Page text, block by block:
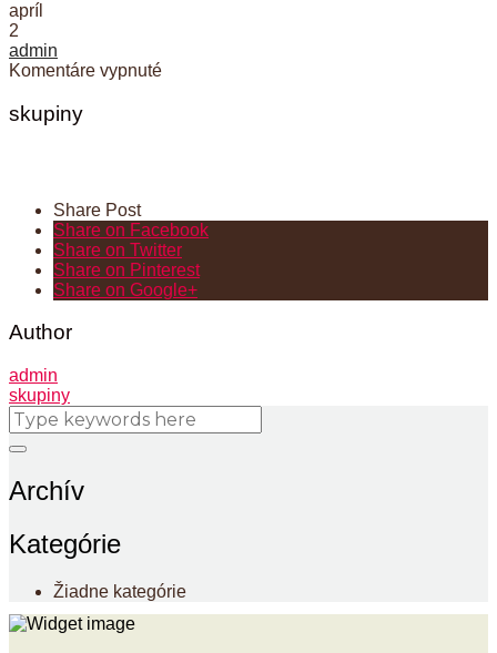
apríl
2
admin
Komentáre vypnuténa
skupiny
Share Post
Share on Facebook
Share on Twitter
Share on Pinterest
Share on Google+
Author
admin
skupiny
Archív
Kategórie
Žiadne kategórie